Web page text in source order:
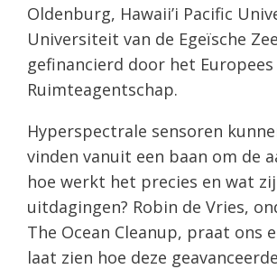
Oldenburg, Hawaii’i Pacific
Universiteit van de Egeïsche
gefinancierd door het Europees
Ruimteagentschap.
Hyperspectrale sensoren
vinden vanuit een baan om de
hoe werkt het precies en wat
uitdagingen? Robin de Vries,
The Ocean Cleanup, praat ons
laat zien hoe deze